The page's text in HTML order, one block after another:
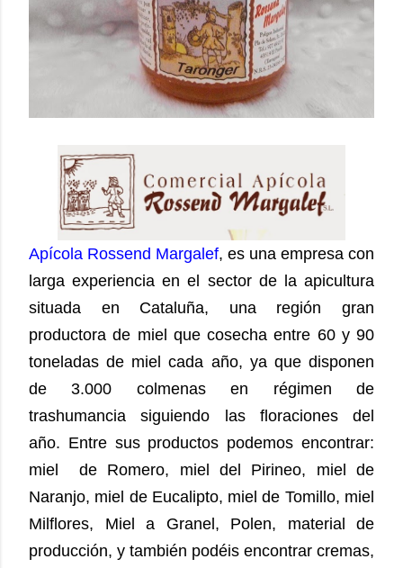
Apícola Rossend Margalef, es una empresa con
larga experiencia en el sector de la apicultura
situada en Cataluña, una región gran
productora de miel que cosecha entre 60 y 90
toneladas de miel cada año, ya que disponen
de 3.000 colmenas en régimen de
trashumancia siguiendo las floraciones del
año. Entre sus productos podemos encontrar:
miel de Romero, miel del Pirineo, miel de
Naranjo, miel de Eucalipto, miel de Tomillo, miel
Milflores, Miel a Granel, Polen, material de
producción, y también podéis encontrar cremas,